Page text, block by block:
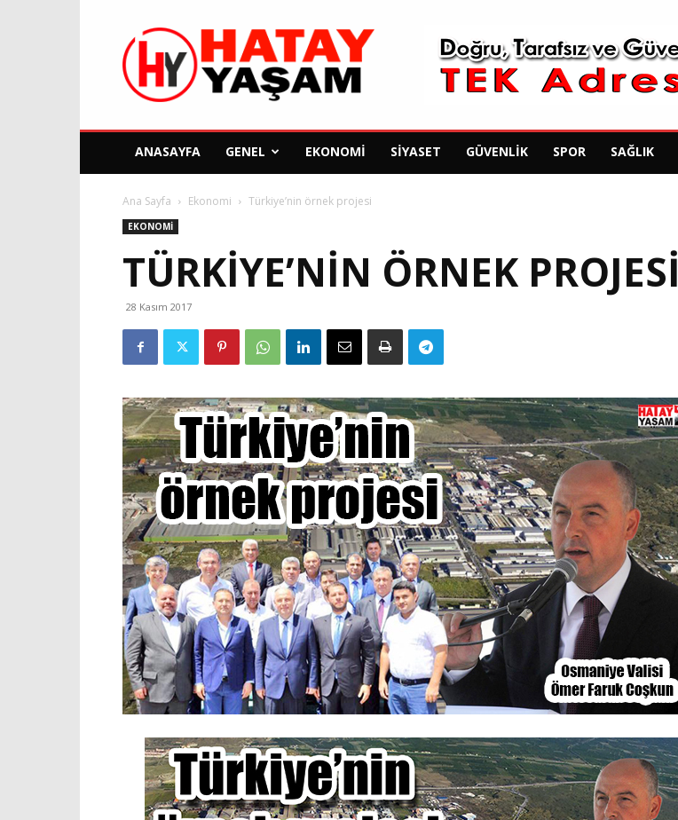
Hatay
Yaşam
Gazetesi
ANASAYFA GENEL EKONOMI SIYASET GÜVENLIK SPOR SAĞLIK
Ana Sayfa Ekonomi Türkiye’nin örnek projesi
EKONOMI
TÜRKIYE’NIN ÖRNEK PROJESI
28 Kasım 2017